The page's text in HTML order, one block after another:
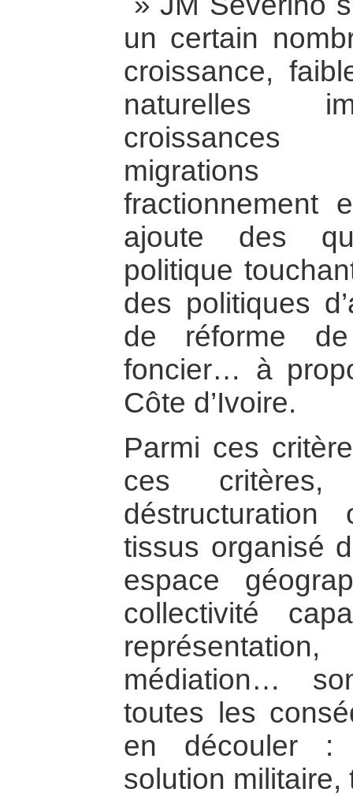
un certain
croissance,
naturelles
croissances
fractionnement
ajoute des
politique
des politiques
de réforme
foncier… à
Côte d’Ivoire.
Parmi ces
ces
tissus organisé
espace
collectivité
médiation…
toutes les
en découler :
solution